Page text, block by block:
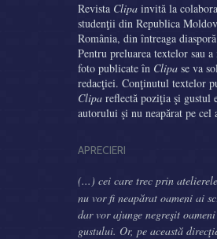
Revista Clipa invită la
studenţii din Republica
România, din întreaga
Pentru preluarea textelor sau
foto publicate în Clipa se va
redacţiei. Conţinutul textelor
Clipa reflectă poziţia şi gustul
autorului şi nu neapărat pe cel
APRECIERI
(...) cei care trec prin atelierele
nu vor fi neapărat oameni ai
dar vor ajunge negreşit
gustului. Or, pe această